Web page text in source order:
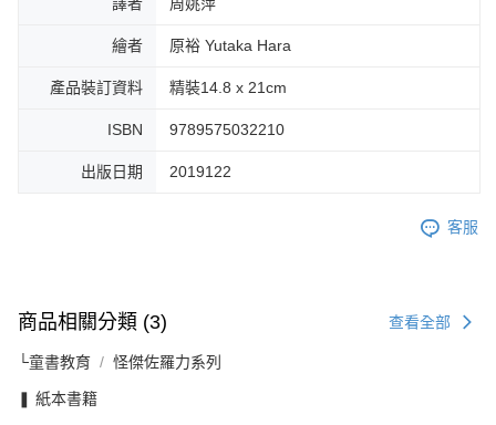
繪者 原裕 Yutaka Hara
產品裝訂資料 精裝14.8 x 21cm
ISBN 9789575032210
出版日期 2019122
客服
商品相關分類 (3) 查看全部
└童書教育 怪傑佐羅力系列
❚ 紙本書籍